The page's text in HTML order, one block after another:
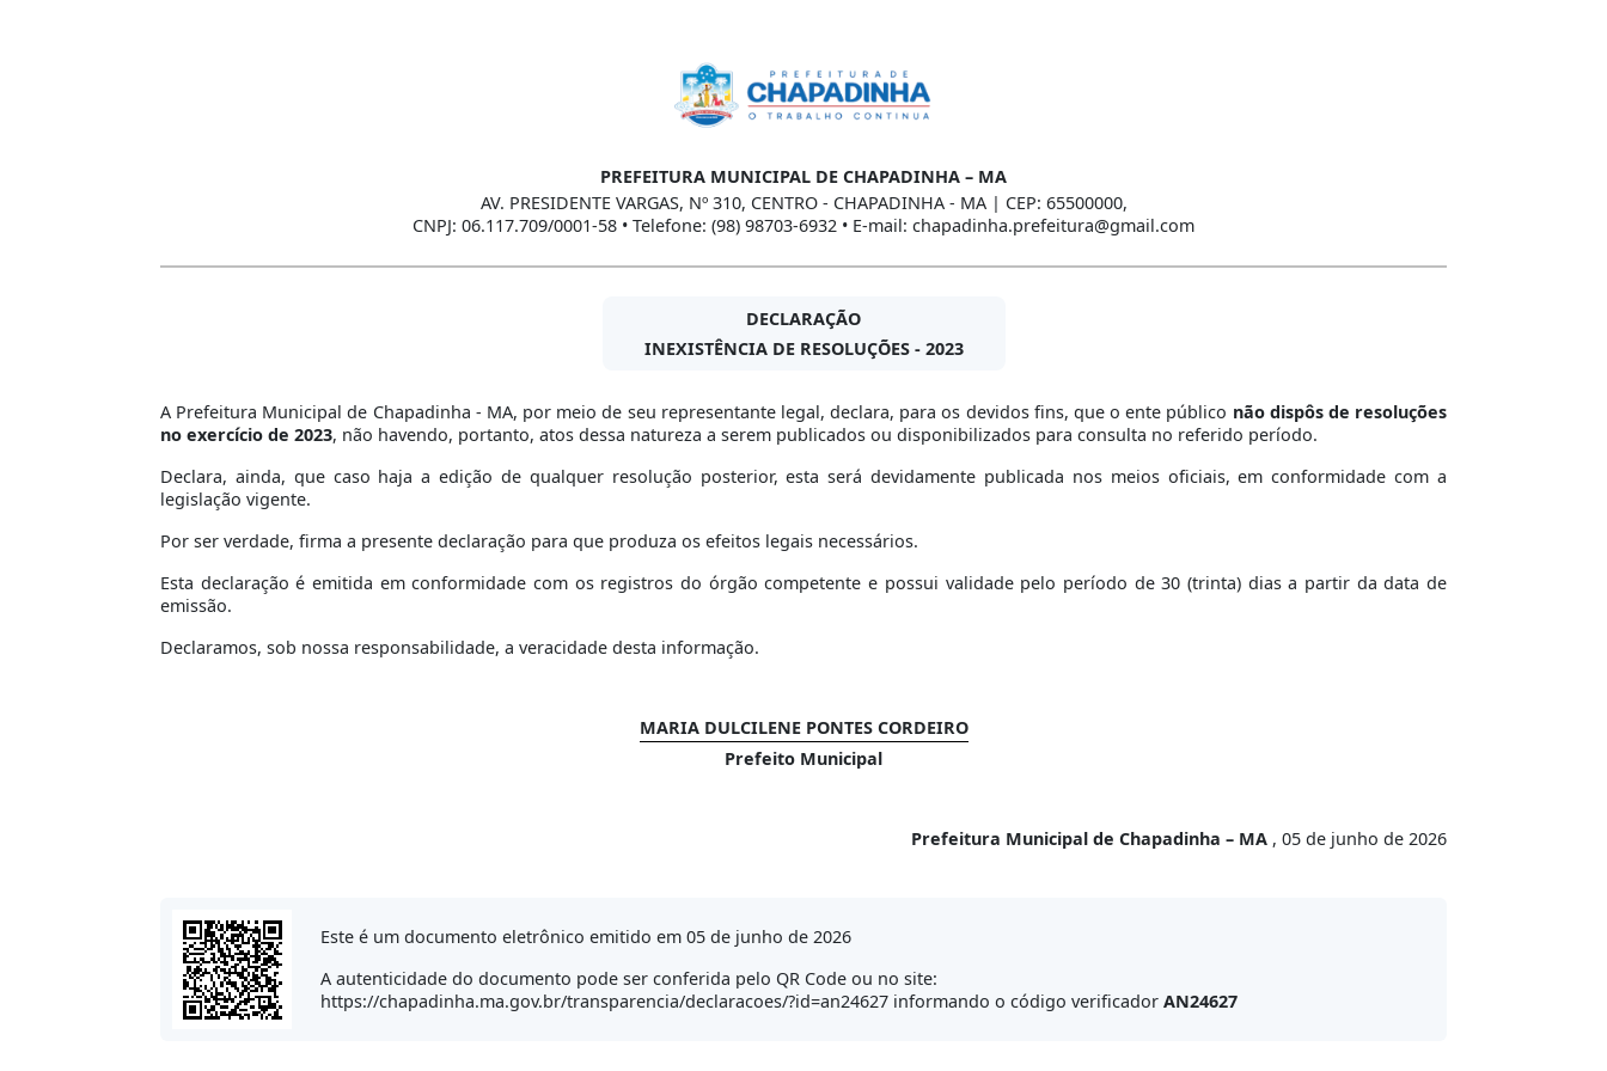
PREFEITURA MUNICIPAL DE CHAPADINHA – MA
AV. PRESIDENTE VARGAS, Nº 310, CENTRO - CHAPADINHA - MA | CEP: 65500000,
CNPJ: 06.117.709/0001-58 • Telefone: (98) 98703-6932 • E-mail: chapadinha.prefeitura@gmail.com
DECLARAÇÃO
INEXISTÊNCIA DE RESOLUÇÕES - 2023
A Prefeitura Municipal de Chapadinha - MA, por meio de seu representante legal, declara, para os devidos fins, que o ente público não dispôs de resoluções
no exercício de 2023, não havendo, portanto, atos dessa natureza a serem publicados ou disponibilizados para consulta no referido período.
Declara, ainda, que caso haja a edição de qualquer resolução posterior, esta será devidamente publicada nos meios oficiais, em conformidade com a
legislação vigente.
Por ser verdade, firma a presente declaração para que produza os efeitos legais necessários.
Esta declaração é emitida em conformidade com os registros do órgão competente e possui validade pelo período de 30 (trinta) dias a partir da data de
emissão.
Declaramos, sob nossa responsabilidade, a veracidade desta informação.
MARIA DULCILENE PONTES CORDEIRO
Prefeito Municipal
Prefeitura Municipal de Chapadinha – MA , 05 de junho de 2026
Este é um documento eletrônico emitido em 05 de junho de 2026
A autenticidade do documento pode ser conferida pelo QR Code ou no site:
https://chapadinha.ma.gov.br/transparencia/declaracoes/?id=an24627 informando o código verificador AN24627